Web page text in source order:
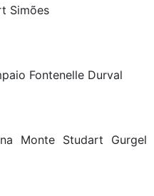
Simões
Fontenelle Durval
Monte Studart Gurgel